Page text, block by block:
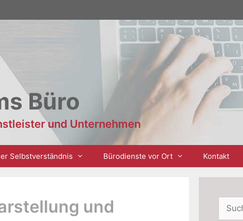
Büro
und Unternehmen
Selbstverständnis Bürodienste vor Ort Kontakt
und
Suchen
nach: